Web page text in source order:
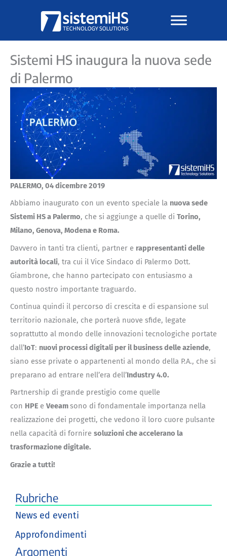
Sistemi HS inaugura la nuova sede
di Palermo
PALERMO, 04 dicembre 2019
Abbiamo inaugurato con un evento speciale la nuova sede
Sistemi HS a Palermo, che si aggiunge a quelle di Torino,
Milano, Genova, Modena e Roma.
Davvero in tanti tra clienti, partner e rappresentanti delle
autorità locali, tra cui il Vice Sindaco di Palermo Dott.
Giambrone, che hanno partecipato con entusiasmo a
questo nostro importante traguardo.
Continua quindi il percorso di crescita e di espansione sul
territorio nazionale, che porterà nuove sfide, legate
soprattutto al mondo delle innovazioni tecnologiche portate
dall’IoT: nuovi processi digitali per il business delle aziende,
siano esse private o appartenenti al mondo della P.A., che si
preparano ad entrare nell’era dell’Industry 4.0.
Partnership di grande prestigio come quelle
con HPE e Veeamsono di fondamentale importanza nella
realizzazione dei progetti, che vedono il loro cuore pulsante
nella capacità di fornire soluzioni che accelerano la
trasformazione digitale.
Grazie a tutti!
Rubriche
News ed eventi
Approfondimenti
Argomenti